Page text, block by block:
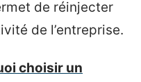
de réinjecter
de l’entreprise.
choisir un